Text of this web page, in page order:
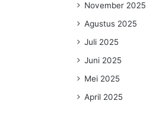
November 2025
Agustus 2025
Juli 2025
Juni 2025
Mei 2025
April 2025